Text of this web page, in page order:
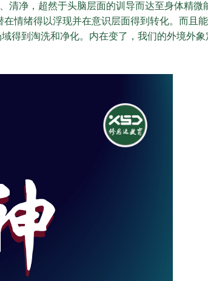
清净，超然于头脑层面的训导而达至身体精微
情绪得以浮现并在意识层面得到转化。而且
得到淘洗和净化。内在变了，我们的外境外